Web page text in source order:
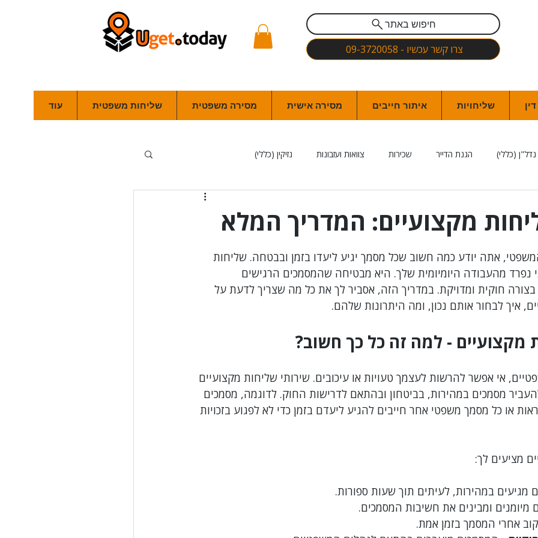
חיפוש באתר
צרו קשר עכשיו - 09-3720058
שליחויות איתור חייבים מסירה אישית מסירה משפטית שליחות משפטית עוד
נדל"ן (כללי) הגנת הדייר שכירות צוואות ועזבונות נזיקין (כללי)
מכרזים
רשלנות מקצועית צווארון לבן רשויות מקומיות אתיקה מקצועית
עובדים זרים
מקצועיים: המדריך המלא
אתה יודע כמה חשוב שכל מסמך יגיע ליעדו בזמן ובבטחה. שליחות
מהעבודה היומיומית שלך. היא מבטיחה שהמסמכים הרגישים
בצורה חוקית ומדויקת. במדריך הזה, אסביר לך את כל מה שצריך לדעת על
איך לבחור אותם נכון, ומה היתרונות שלהם.
מקצועיים - למה זה כל כך חשוב?
אי אפשר להרשות לעצמך טעויות או עיכובים. שירותי שליחות מקצועיים
מסמכים במהירות, בביטחון ובהתאם לדרישות החוק. לדוגמה, מסמכים
או כל מסמך משפטי אחר חייבים להגיע ליעדם בזמן כדי לא לפגוע בזכויות
מציעים לך:
מגיעים במהירות, לעיתים תוך שעות ספורות.
מיומנים ומבינים את חשיבות המסמכים.
אחרי המסמך בזמן אמת.